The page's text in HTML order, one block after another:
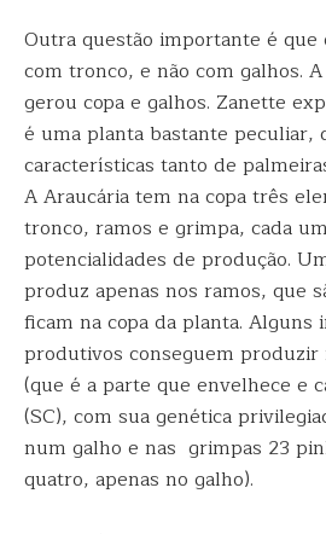
Outra questão importante é
com tronco, e não com galhos.
gerou copa e galhos. Zanette
é uma planta bastante peculiar,
características tanto de
A Araucária tem na copa três
tronco, ramos e grimpa, cada
potencialidades de produção.
produz apenas nos ramos, que
ficam na copa da planta.
produtivos conseguem
(que é a parte que envelhece e
(SC), com sua genética
num galho e nas grimpas 23
quatro, apenas no galho).